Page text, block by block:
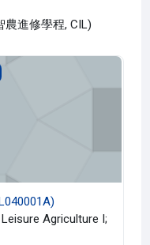
進修學程, CIL)
Agriculture I;